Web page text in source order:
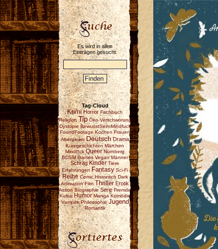
Es wird in allen
Einträgen gesucht.
Tag-Cloud
Krimi Horror Fachbuch
Religion Tip Öko Verschwörung
Dystopie BewusstSein Mindfuck
FoundFootage Kochen Frauen
Abenteuer Deutsch Drama
Kurzgeschichten Märchen
Mindf*ck Queer Nürnberg
BDSM Games Vegan Männer
Schräg Kinder Tiere
Erfahrungen Fantasy Sci-Fi
Reihe Comic Historisch Dark
Animation Film Thriller Erotik
Action Biographie Serie Fremde
Kultur Humor Manga Komödie
Vampire Philosophie Jugend
Romantik